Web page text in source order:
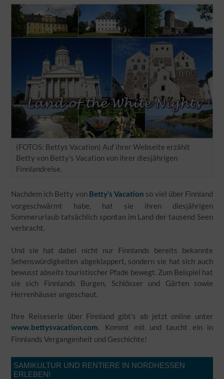
(FOTOS: Bettys Vacation) Auf ihrer Webseite erzählt
Betty von Betty’s Vacation von ihrer diesjährigen
Finnlandreise.
Nachdem ich Betty von Betty’s Vacation so viel über Finnland
vorgeschwärmt habe, hat sie ihren diesjährigen
Sommerurlaub tatsächlich spontan im Land der tausend Seen
verbracht.
Und sie hat dabei nicht nur Finnlands bereits bekannte
Sehenswürdigkeiten abgeklappert, sondern sie hat sich auch
bewusst abseits touristischer Pfade bewegt. Zum Beispiel hat
sie sich Finnlands Burgen, Schlösser und Gärten sowie
Herrenhäuser angeschaut.
Ihre Reiseserie über Finnland gibt’s ab jetzt online unter
www.bettysvacation.com. Kommt mit und taucht ein in
Finnlands Vergangenheit und Geschichte!
SAMIKULTUR UND RENTIERE IN NORDHESSEN
ERLEBEN!